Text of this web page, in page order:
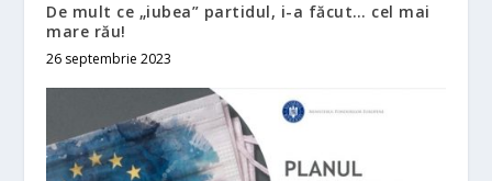
De mult ce „iubea” partidul, i-a făcut… cel mai
mare rău!
26 septembrie 2023